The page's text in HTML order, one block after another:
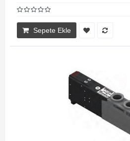
Sepete Ekle